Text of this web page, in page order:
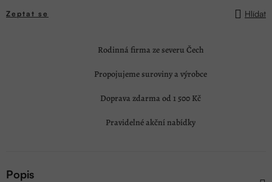
Zeptat se Hlídat
Rodinná firma ze severu Čech
Propojujeme suroviny a výrobce
Doprava zdarma od 1 500 Kč
Pravidelné akční nabídky
Popis